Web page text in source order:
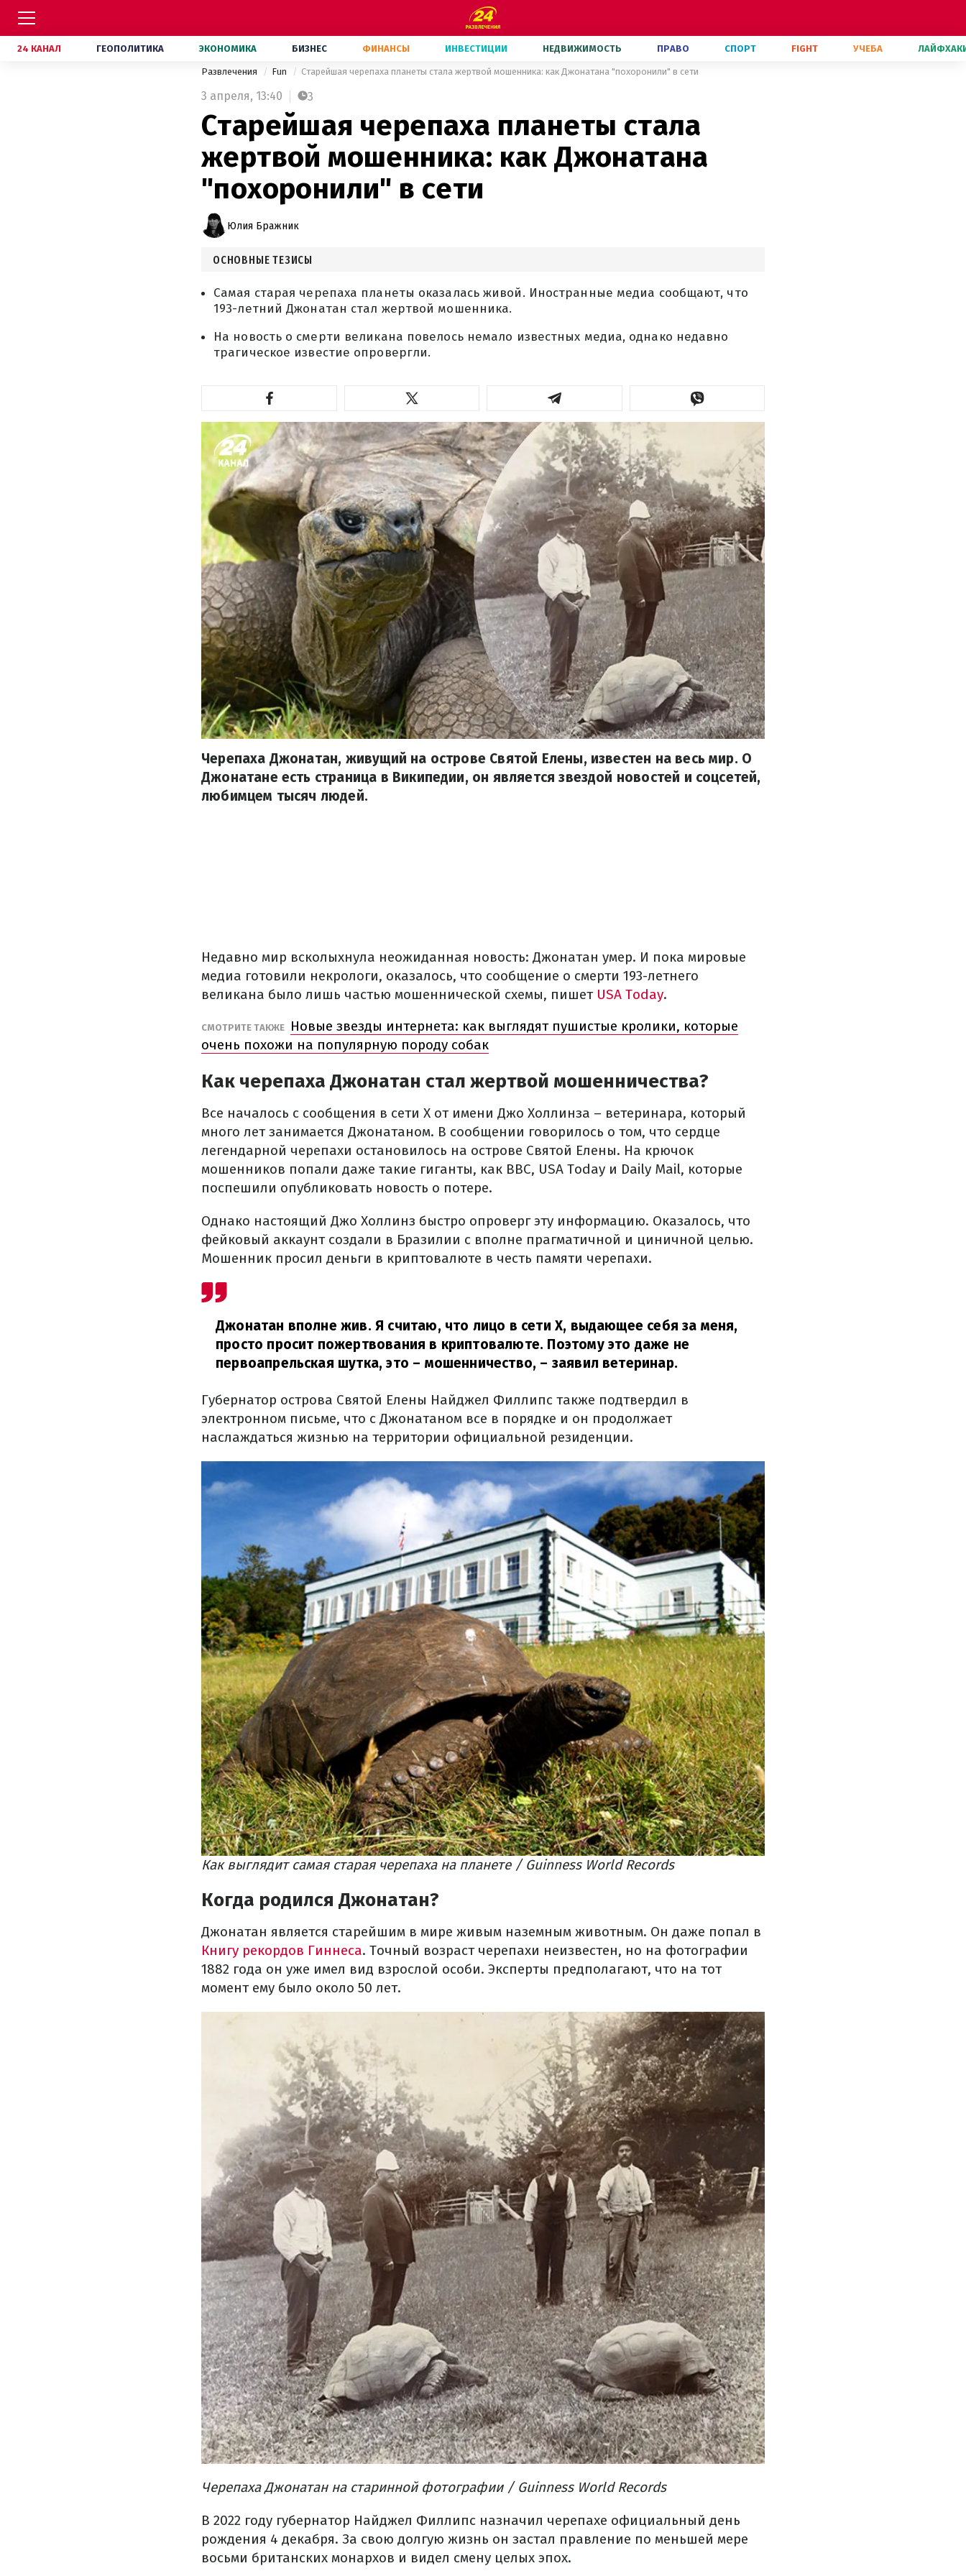
24 КАНАЛ ГЕОПОЛИТИКА ЭКОНОМИКА БИЗНЕС ФИНАНСЫ ИНВЕСТИЦИИ НЕДВИЖИМОСТЬ ПРАВО СПОРТ FIGHT УЧЕБА
Развлечения Fun Старейшая черепаха планеты стала жертвой мошенника: как Джонатана "похоронили" в сети
3 апреля, 13:40 3
Старейшая черепаха планеты стала
жертвой мошенника: как Джонатана
"похоронили" в сети
Юлия Бражник
ОСНОВНЫЕ ТЕЗИСЫ
Самая старая черепаха планеты оказалась живой. Иностранные медиа сообщают, что
193-летний Джонатан стал жертвой мошенника.
На новость о смерти великана повелось немало известных медиа, однако недавно
трагическое известие опровергли.
Черепаха Джонатан, живущий на острове Святой Елены, известен на весь мир. О
Джонатане есть страница в Википедии, он является звездой новостей и соцсетей,
любимцем тысяч людей.
Недавно мир всколыхнула неожиданная новость: Джонатан умер. И пока мировые
медиа готовили некрологи, оказалось, что сообщение о смерти 193-летнего
великана было лишь частью мошеннической схемы, пишет USA Today.
СМОТРИТЕ ТАКЖЕ
Новые звезды интернета: как выглядят пушистые кролики, которые
очень похожи на популярную породу собак
Как черепаха Джонатан стал жертвой мошенничества?
Все началось с сообщения в сети X от имени Джо Холлинза – ветеринара, который
много лет занимается Джонатаном. В сообщении говорилось о том, что сердце
легендарной черепахи остановилось на острове Святой Елены. На крючок
мошенников попали даже такие гиганты, как BBC, USA Today и Daily Mail, которые
поспешили опубликовать новость о потере.
Однако настоящий Джо Холлинз быстро опроверг эту информацию. Оказалось, что
фейковый аккаунт создали в Бразилии с вполне прагматичной и циничной целью.
Мошенник просил деньги в криптовалюте в честь памяти черепахи.
Джонатан вполне жив. Я считаю, что лицо в сети X, выдающее себя за меня,
просто просит пожертвования в криптовалюте. Поэтому это даже не
первоапрельская шутка, это – мошенничество, – заявил ветеринар.
Губернатор острова Святой Елены Найджел Филлипс также подтвердил в
электронном письме, что с Джонатаном все в порядке и он продолжает
наслаждаться жизнью на территории официальной резиденции.
Как выглядит самая старая черепаха на планете / Guinness World Records
Когда родился Джонатан?
Джонатан является старейшим в мире живым наземным животным. Он даже попал в
Книгу рекордов Гиннеса. Точный возраст черепахи неизвестен, но на фотографии
1882 года он уже имел вид взрослой особи. Эксперты предполагают, что на тот
момент ему было около 50 лет.
Черепаха Джонатан на старинной фотографии / Guinness World Records
В 2022 году губернатор Найджел Филлипс назначил черепахе официальный день
рождения 4 декабря. За свою долгую жизнь он застал правление по меньшей мере
восьми британских монархов и видел смену целых эпох.